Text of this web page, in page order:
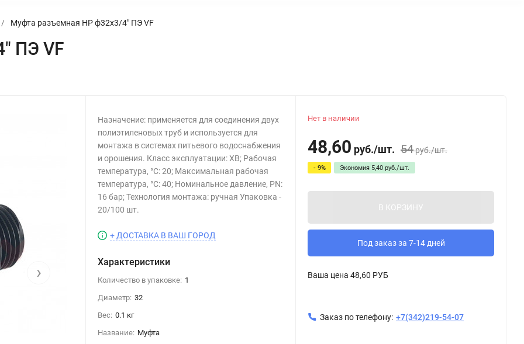
/ Муфта разъемная НР ф32х3/4" ПЭ VF
ПЭ VF
›
Назначение: применяется для соединения двух
полиэтиленовых труб и используется для
монтажа в системах питьевого водоснабжения
и орошения. Класс эксплуатации: ХВ; Рабочая
температура, °С: 20; Максимальная рабочая
температура, °С: 40; Номинальное давление, PN:
16 бар; Технология монтажа: ручная Упаковка -
20/100 шт.
+ ДОСТАВКА В ВАШ ГОРОД
Характеристики
Количество в упаковке: 1
Диаметр: 32
Вес: 0.1 кг
Название: Муфта
Нет в наличии
48,60 руб./шт. 54руб./шт.
- 9% Экономия 5,40 руб. /шт.
В КОРЗИНУ
Под заказ за 7-14 дней
Ваша цена48,60 РУБ
Заказ по телефону: +7(342)219-54-07